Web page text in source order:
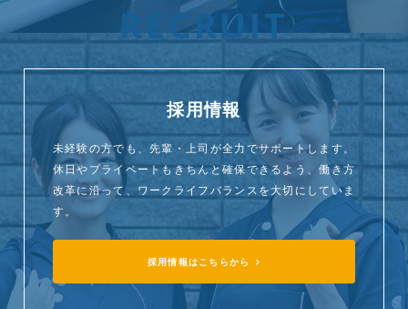
RECRUIT
採用情報
未経験の方でも、先輩・上司が全力でサポートします。
休日やプライベートもきちんと確保できるよう、働き方
改革に沿って、ワークライフバランスを大切にしていま
す。
採用情報はこちらから